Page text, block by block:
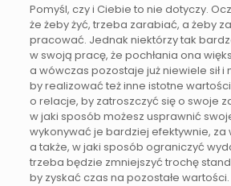
Pomyśl, czy i Ciebie to nie dotyczy.
że żeby żyć, trzeba zarabiać, a żeby
pracować. Jednak niektórzy tak
w swoją pracę, że pochłania ona
a wówczas pozostaje już niewiele sił i
by realizować też inne istotne
o relacje, by zatroszczyć się o swoje
w jaki sposób możesz usprawnić
wykonywać je bardziej efektywnie, za
a także, w jaki sposób ograniczyć
trzeba będzie zmniejszyć trochę
by zyskać czas na pozostałe wartości.